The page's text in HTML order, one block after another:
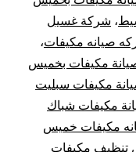
، شركة غسيل
صيانه مكيفات،
مكيفات بخميس
مكيفات سبليت
مكيفات شباك
مكيفات خميس
مكيفات